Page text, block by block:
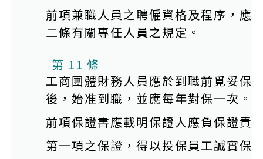
前項兼職人員之聘僱資格及程序，應
二條有關專任人員之規定。
第 11 條
工商團體財務人員應於到職前覓妥保
後，始准到職，並應每年對保一次。
前項保證書應載明保證人應負保證責
第一項之保證，得以投保員工誠實保